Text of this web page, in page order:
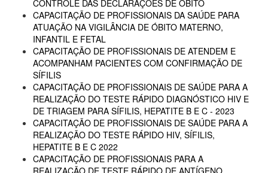
CONTROLE DAS DECLARAÇÕES DE ÓBITO
CAPACITAÇÃO DE PROFISSIONAIS DA SAÚDE PARA
ATUAÇÃO NA VIGILÂNCIA DE ÓBITO MATERNO,
INFANTIL E FETAL
CAPACITAÇÃO DE PROFISSIONAIS DE ATENDEM E
ACOMPANHAM PACIENTES COM CONFIRMAÇÃO DE
SÍFILIS
CAPACITAÇÃO DE PROFISSIONAIS DE SAÚDE PARA A
REALIZAÇÃO DO TESTE RÁPIDO DIAGNÓSTICO HIV E
DE TRIAGEM PARA SÍFILIS, HEPATITE B E C - 2023
CAPACITAÇÃO DE PROFISSIONAIS DE SAÚDE PARA A
REALIZAÇÃO DO TESTE RÁPIDO HIV, SÍFILIS,
HEPATITE B E C 2022
CAPACITAÇÃO DE PROFISSIONAIS PARA A
REALIZAÇÃO DE TESTE RÁPIDO DE ANTÍGENO